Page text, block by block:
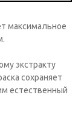
максимальное
экстракту
сохраняет
естественный